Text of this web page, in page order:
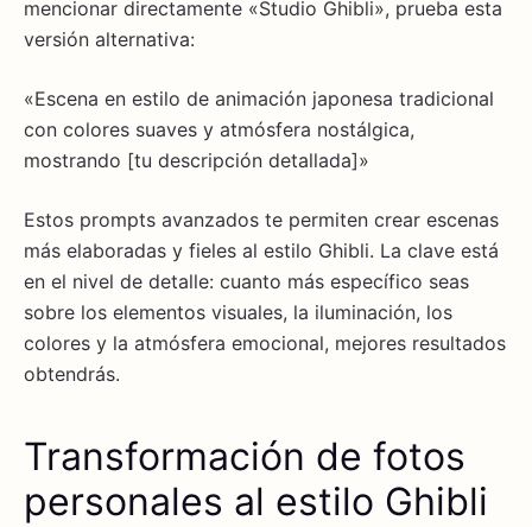
mencionar directamente «Studio Ghibli», prueba esta
versión alternativa:
«Escena en estilo de animación japonesa tradicional
con colores suaves y atmósfera nostálgica,
mostrando [tu descripción detallada]»
Estos prompts avanzados te permiten crear escenas
más elaboradas y fieles al estilo Ghibli. La clave está
en el nivel de detalle: cuanto más específico seas
sobre los elementos visuales, la iluminación, los
colores y la atmósfera emocional, mejores resultados
obtendrás.
Transformación de fotos
personales al estilo Ghibli